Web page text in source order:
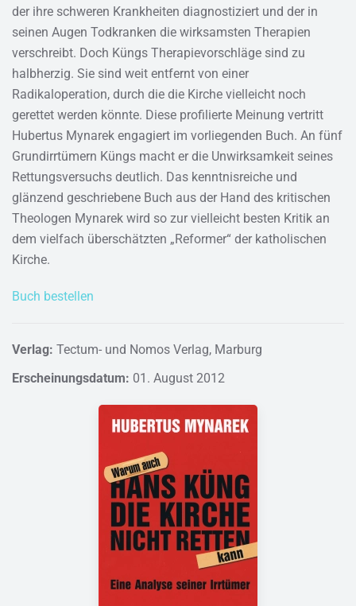
der ihre schweren Krankheiten diagnostiziert und der in
seinen Augen Todkranken die wirksamsten Therapien
verschreibt. Doch Küngs Therapievorschläge sind zu
halbherzig. Sie sind weit entfernt von einer
Radikaloperation, durch die die Kirche vielleicht noch
gerettet werden könnte. Diese profilierte Meinung vertritt
Hubertus Mynarek engagiert im vorliegenden Buch. An fünf
Grundirrtümern Küngs macht er die Unwirksamkeit seines
Rettungsversuchs deutlich. Das kenntnisreiche und
glänzend geschriebene Buch aus der Hand des kritischen
Theologen Mynarek wird so zur vielleicht besten Kritik an
dem vielfach überschätzten „Reformer“ der katholischen
Kirche.
Buch bestellen
Verlag: Tectum- und Nomos Verlag, Marburg
Erscheinungsdatum: 01. August 2012